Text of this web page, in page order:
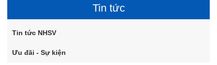
Tin tức
Tin tức NHSV
Ưu đãi - Sự kiện